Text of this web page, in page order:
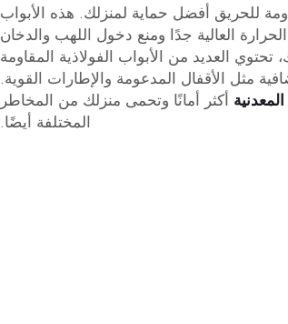
للحريق أفضل حماية لمنزلك. هذه الأبواب
العالية جدًا ومنع دخول اللهب والدخان
تحتوي العديد من الأبواب الفولاذية المقاومة
مثل الأقفال المدعومة والإطارات القوية.
أكثر أمانًا وتحمی منزلك من المخاطر
المختلفة أيضًا.